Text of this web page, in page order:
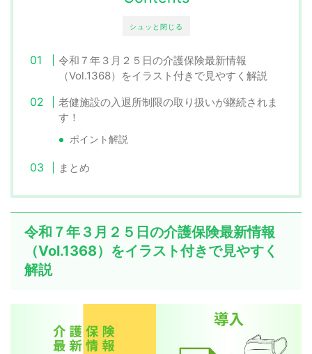
シュッと閉じる
令和７年３月２５日の介護保険最新情報
（Vol.1368）をイラスト付きで見やすく解説
老健施設の入退所制限の取り扱いが継続されま
す！
ポイント解説
まとめ
令和７年３月２５日の介護保険最新情報
（Vol.1368）をイラスト付きで見やすく
解説